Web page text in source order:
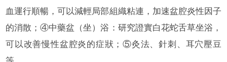
血運行順暢，可以減輕局部組織粘連，加速盆腔炎性因子
的消散；④中藥盆（坐）浴：研究證實白花蛇舌草坐浴，
可以改善慢性盆腔炎的症狀；⑤灸法、針刺、耳穴壓豆